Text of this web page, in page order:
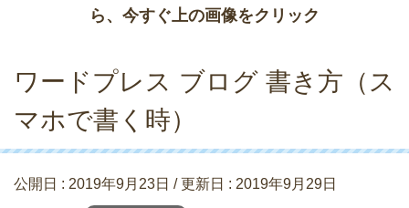
ら、今すぐ上の画像をクリック
ワードプレス ブログ 書き方（ス
マホで書く時）
公開日 : 2019年9月23日 / 更新日 : 2019年9月29日